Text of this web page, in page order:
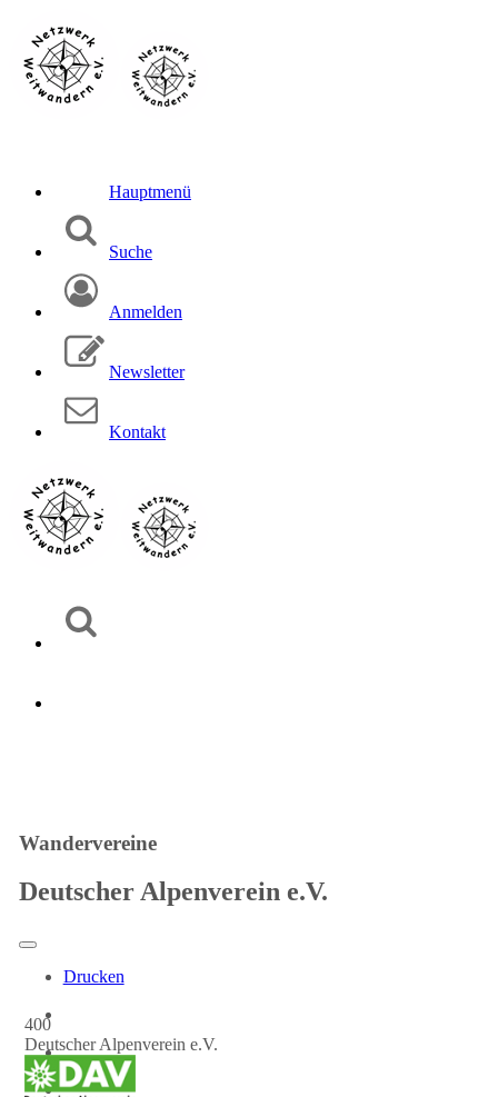
Hauptmenü
Suche
Anmelden
Newsletter
Kontakt
Wandervereine
Deutscher Alpenverein e.V.
Drucken
400
Deutscher Alpenverein e.V.